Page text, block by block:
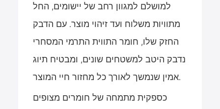
למושלם למגוון רחב של יישומים, החל
מתוויות משלוח ועד זיהוי מוצר. עם הדבק
החזק שלו, חומר התווית התרמי המסחרי
נדבק היטב למשטחים שונים, ומבטיח תיוג
אמין שנמשך לאורך כל מחזור חיי המוצר.
כספקית מתמחה של חומרים מצופים